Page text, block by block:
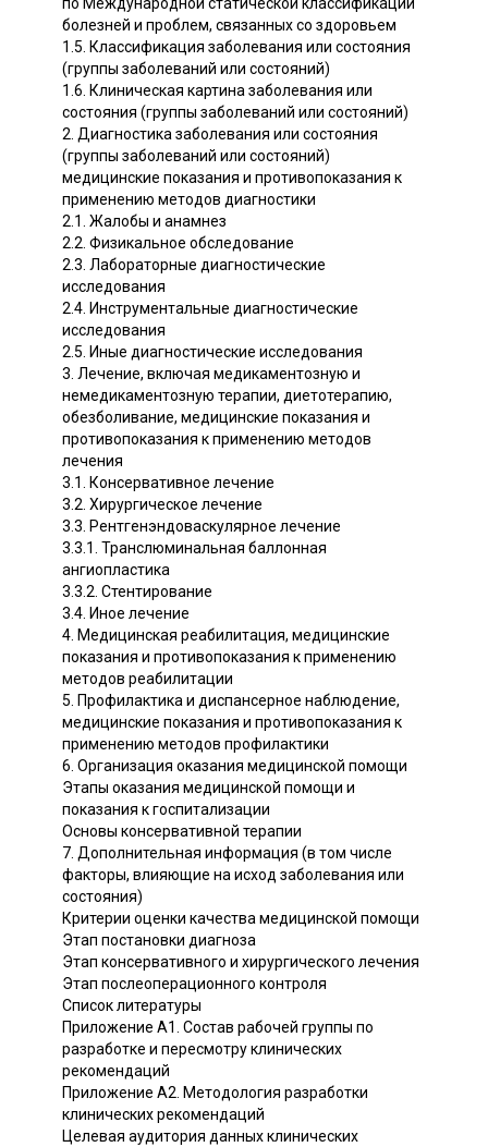
болезней и проблем, связанных со здоровьем
1.5. Классификация заболевания или состояния
(группы заболеваний или состояний)
1.6. Клиническая картина заболевания или
состояния (группы заболеваний или состояний)
2. Диагностика заболевания или состояния
(группы заболеваний или состояний)
медицинские показания и противопоказания к
применению методов диагностики
2.1. Жалобы и анамнез
2.2. Физикальное обследование
2.3. Лабораторные диагностические
исследования
2.4. Инструментальные диагностические
исследования
2.5. Иные диагностические исследования
3. Лечение, включая медикаментозную и
немедикаментозную терапии, диетотерапию,
обезболивание, медицинские показания и
противопоказания к применению методов
лечения
3.1. Консервативное лечение
3.2. Хирургическое лечение
3.3. Рентгенэндоваскулярное лечение
3.3.1. Транслюминальная баллонная
ангиопластика
3.3.2. Стентирование
3.4. Иное лечение
4. Медицинская реабилитация, медицинские
показания и противопоказания к применению
методов реабилитации
5. Профилактика и диспансерное наблюдение,
медицинские показания и противопоказания к
применению методов профилактики
6. Организация оказания медицинской помощи
Этапы оказания медицинской помощи и
показания к госпитализации
Основы консервативной терапии
7. Дополнительная информация (в том числе
факторы, влияющие на исход заболевания или
состояния)
Критерии оценки качества медицинской помощи
Этап постановки диагноза
Этап консервативного и хирургического лечения
Этап послеоперационного контроля
Список литературы
Приложение А1. Состав рабочей группы по
разработке и пересмотру клинических
рекомендаций
Приложение А2. Методология разработки
клинических рекомендаций
Целевая аудитория данных клинических